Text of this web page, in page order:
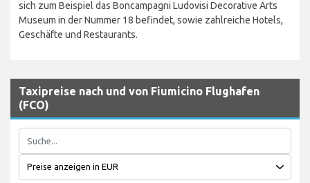
sich zum Beispiel das Boncampagni Ludovisi Decorative Arts
Museum in der Nummer 18 befindet, sowie zahlreiche Hotels,
Geschäfte und Restaurants.
Taxipreise nach und von Fiumicino Flughafen
(FCO)